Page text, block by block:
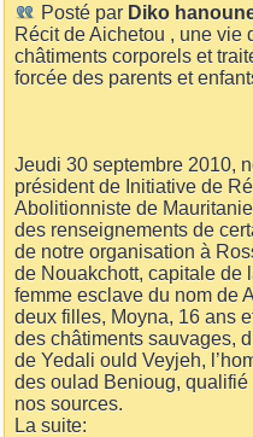
Posté par Diko
Récit de Aichetou , une vie
châtiments corporels et
forcée des parents et
Jeudi 30 septembre 2010,
président de Initiative de
Abolitionniste de
des renseignements de
de notre organisation à
de Nouakchott, capitale de
femme esclave du nom de
deux filles, Moyna, 16 ans
des châtiments sauvages,
de Yedali ould Veyjeh,
des oulad Benioug,
nos sources.
La suite: